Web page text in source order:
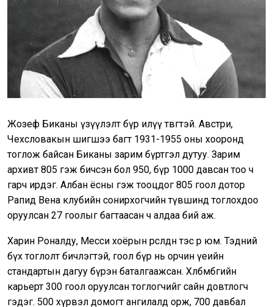
Жозеф Биканы үзүүлэлт бүр илүү төвөгтэй. Австри,
Чехсловакын шигшээ багт 1931-1955 оны хооронд
тоглож байсан Биканы зарим бүртгэл дутуу. Зарим
архивт 805 гэж бичсэн бол 950, бүр 1000 давсан тоо ч
гарч ирдэг. Албан ёсны гэж тооцдог 805 гоол дотор
Рапид Вена клубийн сонирхогчийн түвшинд тоглохдоо
оруулсан 27 гоолыг багтаасан ч алдаа бий аж.
Харин Роналду, Месси хоёрын өрсөлдөөн тэс өөр юм. Тэдний
бүх тоглолт бичлэгтэй, гоол бүр нь орчин үеийн
стандартын дагуу бүрэн баталгаажсан. Хөлбөмбөгийн
карьерт 300 гоол оруулсан тоглогчийг сайн довтлогч
гэдэг. 500 хүрвэл домогт ангилалд орж, 700 давбал